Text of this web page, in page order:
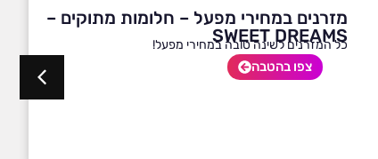
מזרנים במחירי מפעל – חלומות מתוקים –
SWEET DREAMS
כל המזרנים לשינה טובה במחירי מפעל!
צפו בהטבה